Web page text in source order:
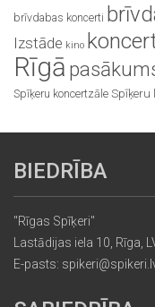
brīvdabas koncerti
Izstāde kino
Rīgā
Spīķeru koncertzāle
BIEDRĪBA
"Rīgas Spīķeri"
Lastādijas iela 10, Rīga,
E-pasts: